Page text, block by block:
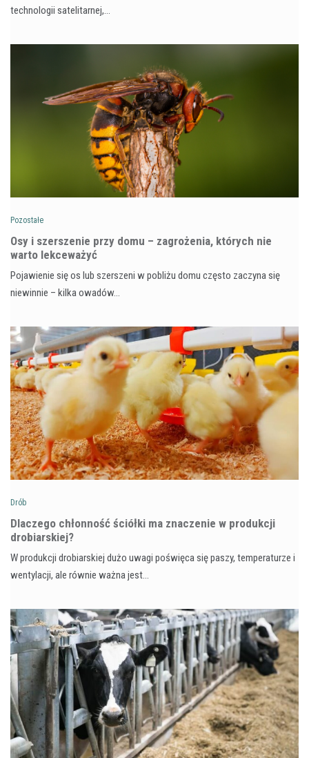
technologii satelitarnej,…
Pozostałe
Osy i szerszenie przy domu – zagrożenia, których nie
warto lekceważyć
Pojawienie się os lub szerszeni w pobliżu domu często zaczyna się
niewinnie – kilka owadów…
Drób
Dlaczego chłonność ściółki ma znaczenie w produkcji
drobiarskiej?
W produkcji drobiarskiej dużo uwagi poświęca się paszy, temperaturze i
wentylacji, ale równie ważna jest…